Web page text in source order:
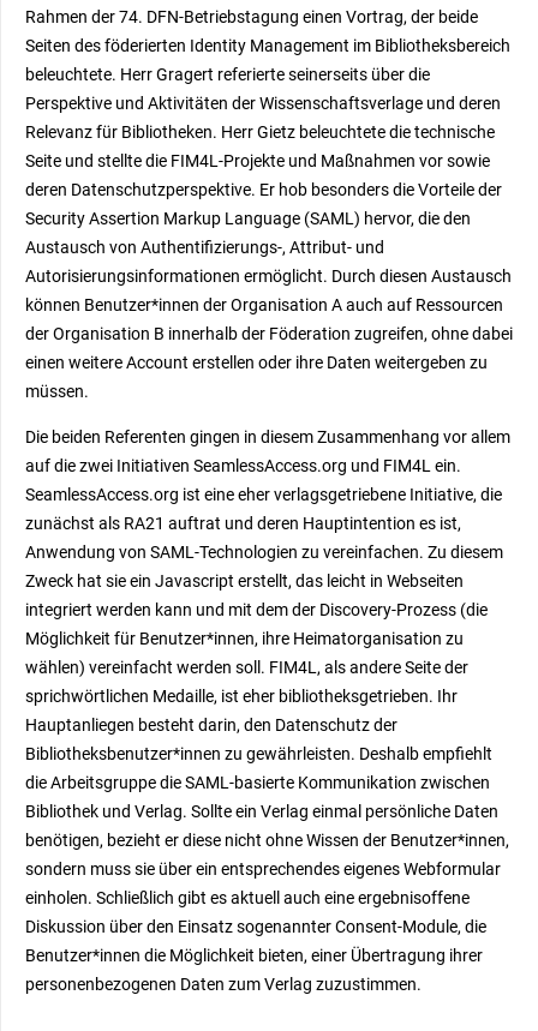
Rahmen der 74. DFN-Betriebstagung einen Vortrag, der beide
Seiten des föderierten Identity Management im Bibliotheksbereich
beleuchtete. Herr Gragert referierte seinerseits über die
Perspektive und Aktivitäten der Wissenschaftsverlage und deren
Relevanz für Bibliotheken. Herr Gietz beleuchtete die technische
Seite und stellte die FIM4L-Projekte und Maßnahmen vor sowie
deren Datenschutzperspektive. Er hob besonders die Vorteile der
Security Assertion Markup Language (SAML) hervor, die den
Austausch von Authentifizierungs-, Attribut- und
Autorisierungsinformationen ermöglicht. Durch diesen Austausch
können Benutzer*innen der Organisation A auch auf Ressourcen
der Organisation B innerhalb der Föderation zugreifen, ohne dabei
einen weitere Account erstellen oder ihre Daten weitergeben zu
müssen.
Die beiden Referenten gingen in diesem Zusammenhang vor allem
auf die zwei Initiativen SeamlessAccess.org und FIM4L ein.
SeamlessAccess.org ist eine eher verlagsgetriebene Initiative, die
zunächst als RA21 auftrat und deren Hauptintention es ist,
Anwendung von SAML-Technologien zu vereinfachen. Zu diesem
Zweck hat sie ein Javascript erstellt, das leicht in Webseiten
integriert werden kann und mit dem der Discovery-Prozess (die
Möglichkeit für Benutzer*innen, ihre Heimatorganisation zu
wählen) vereinfacht werden soll. FIM4L, als andere Seite der
sprichwörtlichen Medaille, ist eher bibliotheksgetrieben. Ihr
Hauptanliegen besteht darin, den Datenschutz der
Bibliotheksbenutzer*innen zu gewährleisten. Deshalb empfiehlt
die Arbeitsgruppe die SAML-basierte Kommunikation zwischen
Bibliothek und Verlag. Sollte ein Verlag einmal persönliche Daten
benötigen, bezieht er diese nicht ohne Wissen der Benutzer*innen,
sondern muss sie über ein entsprechendes eigenes Webformular
einholen. Schließlich gibt es aktuell auch eine ergebnisoffene
Diskussion über den Einsatz sogenannter Consent-Module, die
Benutzer*innen die Möglichkeit bieten, einer Übertragung ihrer
personenbezogenen Daten zum Verlag zuzustimmen.